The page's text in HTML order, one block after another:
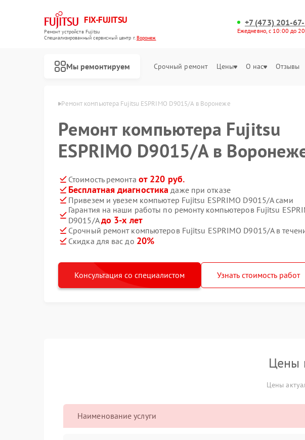
FIX-FUJITSU
Ремонт устройств Fujitsu
Специализированный cервисный центр г.Воронеж
+7 (473) 201-
Ежедневно, с 10:00 до
Мы ремонтируем Срочный ремонт Цены О нас Отзывы
Fujitsu в Воронеже Ремонт компьютера Fujitsu ESPRIMO D9015/A в Воронеже
Ремонт компьютера Fujitsu
ESPRIMO D9015/A в
Стоимость ремонта от 220 руб.
Бесплатная диагностика даже при отказе
Привезем и увезем компьютер Fujitsu ESPRIMO D9015/A сами
Гарантия на наши работы по ремонту компьютеров Fujitsu
D9015/Aдо 3-х лет
Срочный ремонт компьютеров Fujitsu ESPRIMO D9015/A в
Скидка для вас до 20%
Консультация со специалистом Узнать стоимость работ
Цены
Цены
Наименование услуги